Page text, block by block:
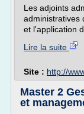
Les adjoints
administratives
et l'application
Lire la suite
Site : http://
Master 2
et